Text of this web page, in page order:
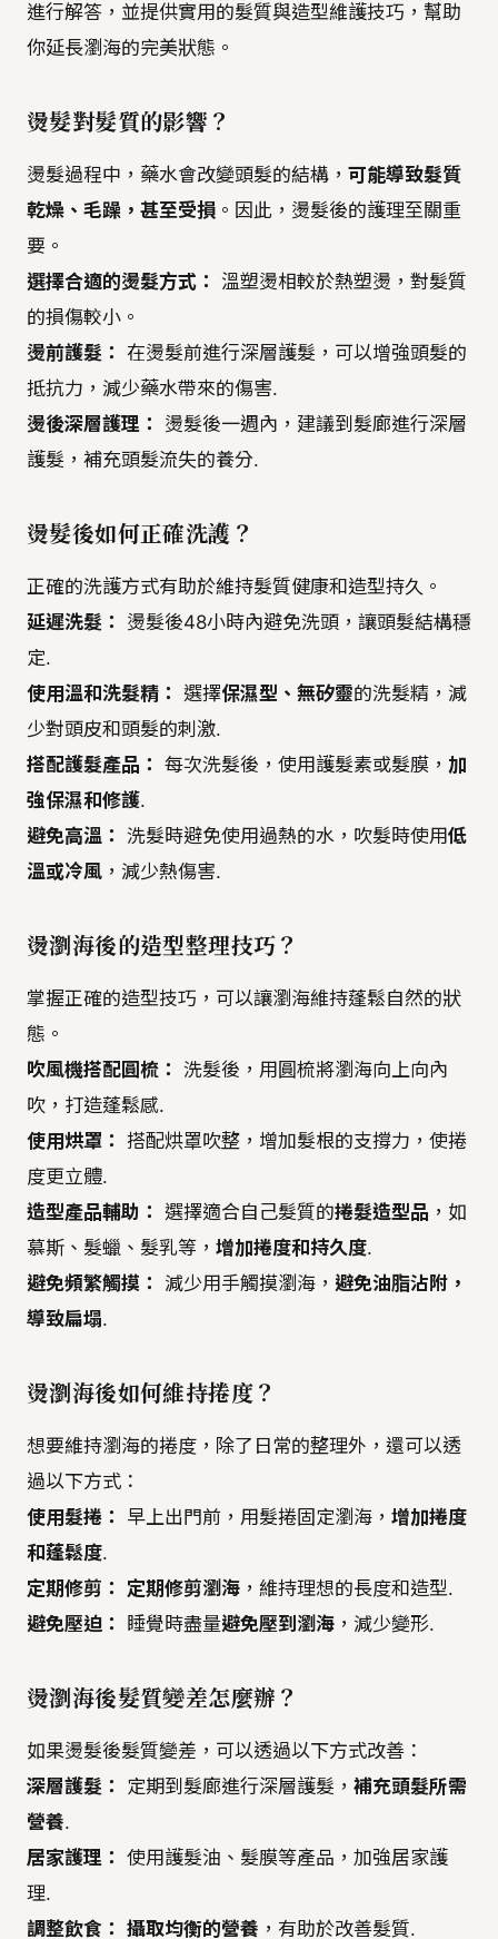
進行解答，並提供實用的髮質與造型維護技巧，幫助
你延長瀏海的完美狀態。
燙髮對髮質的影響？
燙髮過程中，藥水會改變頭髮的結構， 可能導致髮質
乾燥、毛躁，甚至受損 。因此，燙髮後的護理至關重
要。
選擇合適的燙髮方式：
溫塑燙相較於熱塑燙，對髮質
的損傷較小。
燙前護髮： 在燙髮前進行深層護髮，可以增強頭髮的
抵抗力，減少藥水帶來的傷害.
燙後深層護理：
燙髮後一週內，建議到髮廊進行深層
護髮，補充頭髮流失的養分.
燙髮後如何正確洗護？
正確的洗護方式有助於維持髮質健康和造型持久。
延遲洗髮：
燙髮後48小時內避免洗頭，讓頭髮結構穩
定.
使用溫和洗髮精：
選擇保濕型、無矽靈的洗髮精，減
少對頭皮和頭髮的刺激.
搭配護髮產品： 每次洗髮後，使用護髮素或髮膜， 加
強保濕和修護.
避免高溫： 洗髮時避免使用過熱的水，吹髮時使用低
溫或冷風 ，減少熱傷害.
燙瀏海後的造型整理技巧？
掌握正確的造型技巧，可以讓瀏海維持蓬鬆自然的狀
態。
吹風機搭配圓梳： 洗髮後，用圓梳將瀏海向上向內
吹，打造蓬鬆感.
使用烘罩： 搭配烘罩吹整，增加髮根的支撐力，使捲
度更立體.
造型產品輔助：
選擇適合自己髮質的捲髮造型品 ，如
慕斯、髮蠟、髮乳等， 增加捲度和持久度.
避免頻繁觸摸：
減少用手觸摸瀏海， 避免油脂沾附，
導致扁塌.
燙瀏海後如何維持捲度？
想要維持瀏海的捲度，除了日常的整理外，還可以透
過以下方式：
使用髮捲：
早上出門前，用髮捲固定瀏海， 增加捲度
和蓬鬆度.
定期修剪：
定期修剪瀏海 ，維持理想的長度和造型.
避免壓迫：
睡覺時盡量避免壓到瀏海 ，減少變形.
燙瀏海後髮質變差怎麼辦？
如果燙髮後髮質變差，可以透過以下方式改善：
深層護髮：
定期到髮廊進行深層護髮， 補充頭髮所需
營養.
居家護理： 使用護髮油、髮膜等產品，加強居家護
理.
調整飲食： 攝取均衡的營養 ，有助於改善髮質.